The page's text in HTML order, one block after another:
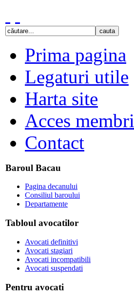
Prima pagina
Legaturi utile
Harta site
Acces membri
Contact
Baroul Bacau
Pagina decanului
Consiliul baroului
Departamente
Tabloul avocatilor
Avocati definitivi
Avocati stagiari
Avocati incompatibili
Avocati suspendati
Pentru avocati